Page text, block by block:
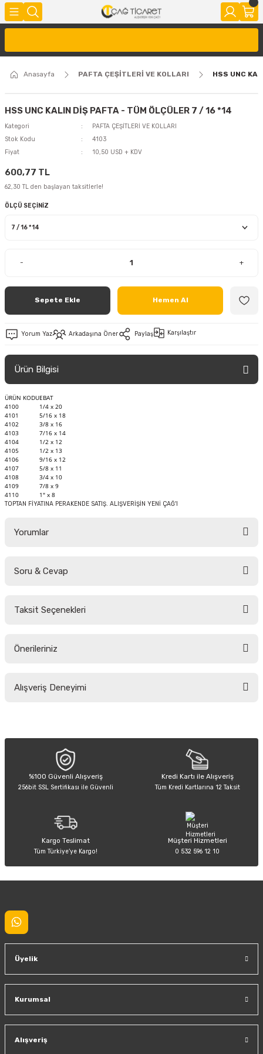
Anasayfa PAFTA ÇEŞİTLERİ VE KOLLARI HSS UNC
HSS UNC KALIN DİŞ PAFTA - TÜM ÖLÇÜLER 7 / 16 *14
Kategori
PAFTA ÇEŞİTLERİ VE KOLLARI
Stok Kodu
4103
Fiyat
10,50 USD + KDV
600,77 TL
62,30 TL den başlayan taksitlerle!
ÖLÇÜ SEÇİNİZ
- +
Sepete Ekle Hemen Al
Yorum Yaz Arkadaşına Öner Paylaş Karşılaştır
Ürün Bilgisi
ÜRÜN KODUEBAT
4100
1/4 x 20
4101
5/16 x 18
4102
3/8 x 16
4103
7/16 x 14
4104
1/2 x 12
4105
1/2 x 13
4106
9/16 x 12
4107
5/8 x 11
4108
3/4 x 10
4109
7/8 x 9
4110
1" x 8
TOPTAN FİYATINA PERAKENDE SATIŞ. ALIŞVERİŞİN YENİ ÇAĞ'I
Yorumlar
Soru & Cevap
Taksit Seçenekleri
Önerileriniz
yetersiz gördüğünüz noktaları öneri formunu kullanarak tarafımıza
Ürün açıklamasında eksik bilgiler bulunuyor.
Ürün bilgilerinde hatalar bulunuyor.
Ürün fiyatı diğer sitelerden daha pahalı.
Alışveriş Deneyimi
%100 Güvenli Alışveriş
256bit SSL Sertifikası ile Güvenli
Kredi Kartı ile Alışveriş
Tüm Kredi Kartlarına 12 Taksit
Kargo Teslimat
Tüm Türkiye’ye Kargo!
Müşteri Hizmetleri
0 532 596 12 10
Üyelik
Kurumsal
Alışveriş